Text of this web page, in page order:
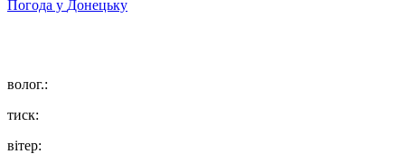
Погода у Донецьку
волог.:
тиск:
вітер: